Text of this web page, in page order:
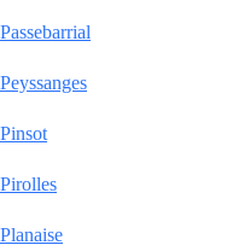
Passebarrial
Peyssanges
Pinsot
Pirolles
Planaise